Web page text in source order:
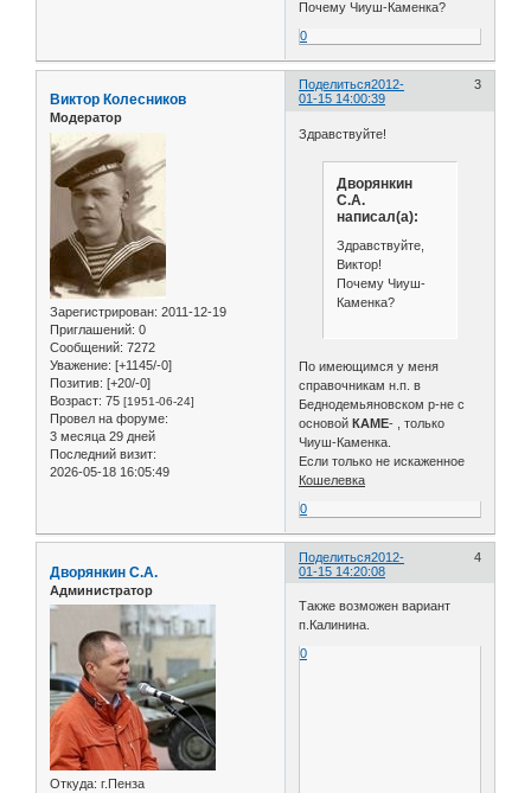
Почему Чиуш-Каменка?
0
Поделиться 3
2012-
01-15 14:00:39
Виктор Колесников
Модератор
Зарегистрирован: 2011-12-19
Приглашений: 0
Сообщений: 7272
Уважение: [+1145/-0]
Позитив: [+20/-0]
Возраст: 75 [1951-06-24]
Провел на форуме:
3 месяца 29 дней
Последний визит:
2026-05-18 16:05:49
Здравствуйте!
Дворянкин
С.А.
написал(а):
Здравствуйте,
Виктор!
Почему Чиуш-
Каменка?
По имеющимся у меня
справочникам н.п. в
Беднодемьяновском р-не с
основойКАМЕ- , только
Чиуш-Каменка.
Если только не искаженное
Кошелевка
0
Поделиться 4
2012-
01-15 14:20:08
Дворянкин С.А.
Администратор
Откуда: г.Пенза
Также возможен вариант
п.Калинина.
0